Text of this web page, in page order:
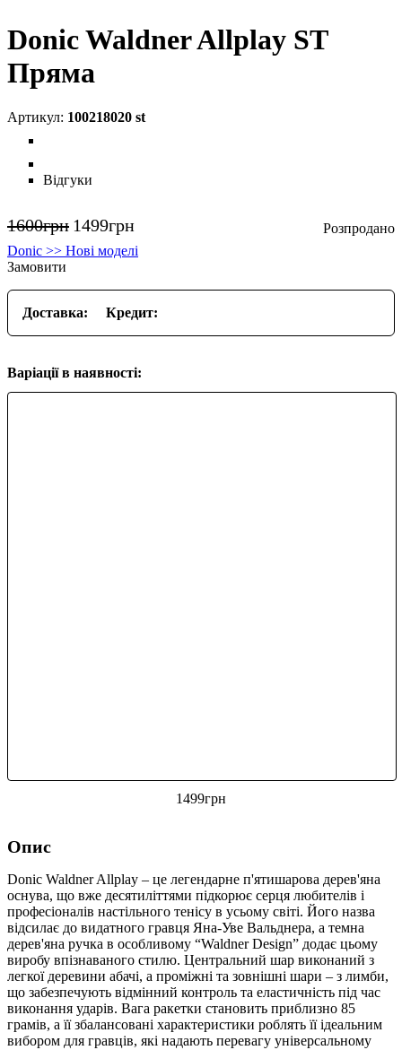
Donic Waldner Allplay ST
Пряма
100218020 st
Відгуки
1600грн 1499грн
Donic >> Нові моделі
Замовити
Доставка: Кредит:
Варіації в наявності:
1499грн
Опис
Donic Waldner Allplay – це легендарне п'ятишарова дерев'яна
оснува, що вже десятиліттями підкорює серця любителів і
професіоналів настільного тенісу в усьому світі. Його назва
відсилає до видатного гравця Яна-Уве Вальднера, а темна
дерев'яна ручка в особливому “Waldner Design” додає цьому
виробу впізнаваного стилю. Центральний шар виконаний з
легкої деревини абачі, а проміжні та зовнішні шари – з лимби,
що забезпечують відмінний контроль та еластичність під час
виконання ударів. Вага ракетки становить приблизно 85
грамів, а її збалансовані характеристики роблять її ідеальним
вибором для гравців, які надають перевагу універсальному